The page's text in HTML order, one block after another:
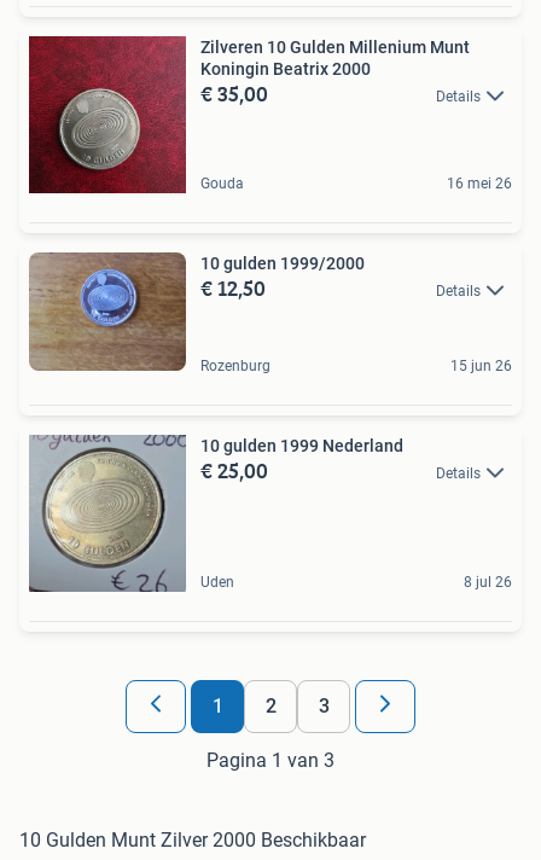
Zilveren 10 Gulden Millenium Munt
Koningin Beatrix 2000
€ 35,00 Details
Gouda 16 mei 26
10 gulden 1999/2000
€ 12,50 Details
Rozenburg 15 jun 26
10 gulden 1999 Nederland
€ 25,00 Details
Uden 8 jul 26
1 2 3
Pagina 1 van 3
10 Gulden Munt Zilver 2000 Beschikbaar